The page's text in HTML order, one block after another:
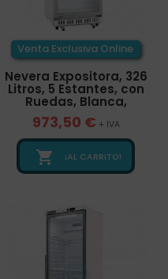
Venta Exclusiva Online
Nevera Expositora, 326
Litros, 5 Estantes, con
Ruedas, Blanca,
973,50 € + IVA
 ¡AL CARRITO!